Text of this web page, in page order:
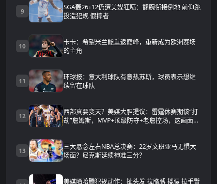
9
SGA轰26+12仍遭美媒狂喷：翻腕衔接倒地 前仰跳
投造犯规 假摔者
10
卡卡：希望米兰能重返巅峰，重新成为欧洲赛场
的主角
11
环球报：意大利球队有意热苏斯，球员表示想继
续留在球队
12
西部真要变天？美媒大胆提议：雷霆休赛期该“打
劫”詹姆斯，MVP+顶级防守+老詹控场，这画面太
13
三大悬念左右NBA总决赛：22岁文班亚马无惧大
场面？尼克斯延续神准三分？
美媒晒哈腾犯规动作：扯头发 拉胳膊 搂腰 拉手臂